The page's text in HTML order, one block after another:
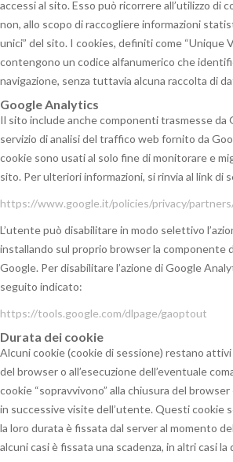
accessi al sito. Esso può ricorrere all’utilizzo di
non, allo scopo di raccogliere informazioni
unici” del sito. I cookies, definiti come “Unique
contengono un codice alfanumerico che
navigazione, senza tuttavia alcuna raccolta di
Google Analytics
Il sito include anche componenti trasmesse da
servizio di analisi del traffico web fornito da
cookie sono usati al solo fine di monitorare e
sito. Per ulteriori informazioni, si rinvia al link di
https://www.google.it/policies/privacy/
L’utente può disabilitare in modo selettivo
installando sul proprio browser la componente
Google. Per disabilitare l’azione di Google
seguito indicato:
https://tools.google.com/dlpage/gaoptout
Durata dei cookie
Alcuni cookie (cookie di sessione) restano
del browser o all’esecuzione dell’eventuale
cookie “sopravvivono” alla chiusura del
in successive visite dell’utente. Questi cookie
la loro durata è fissata dal server al momento
alcuni casi è fissata una scadenza, in altri casi